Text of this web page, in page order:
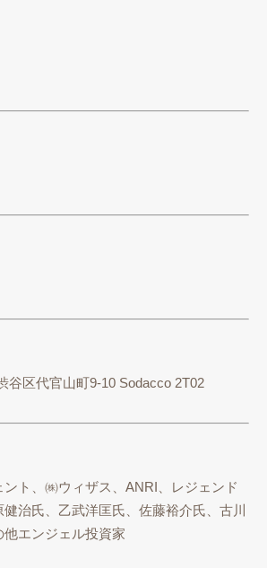
谷区代官山町9-10 Sodacco 2T02
ト、㈱ウィザス、ANRI、レジェンド
治氏、乙武洋匡氏、佐藤裕介氏、古川
エンジェル投資家